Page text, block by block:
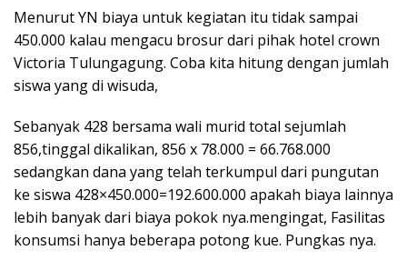
Menurut YN biaya untuk kegiatan itu tidak sampai
450.000 kalau mengacu brosur dari pihak hotel crown
Victoria Tulungagung. Coba kita hitung dengan jumlah
siswa yang di wisuda,
Sebanyak 428 bersama wali murid total sejumlah
856,tinggal dikalikan, 856 x 78.000 = 66.768.000
sedangkan dana yang telah terkumpul dari pungutan
ke siswa 428×450.000=192.600.000 apakah biaya lainnya
lebih banyak dari biaya pokok nya.mengingat, Fasilitas
konsumsi hanya beberapa potong kue. Pungkas nya.